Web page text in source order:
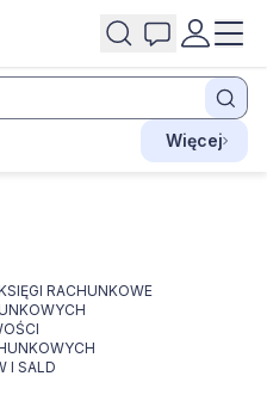
Więcej
RACHUNKOWE
I SALD